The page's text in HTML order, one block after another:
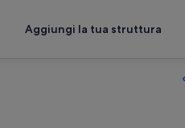
Aggiungi la tua struttura